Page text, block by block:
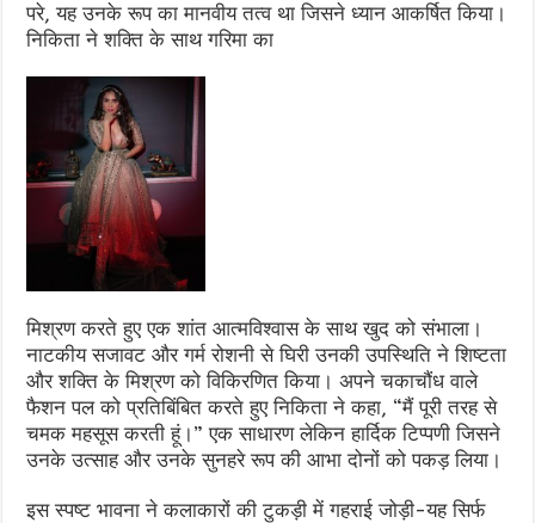
परे, यह उनके रूप का मानवीय तत्व था जिसने ध्यान आकर्षित किया।
निकिता ने शक्ति के साथ गरिमा का
मिश्रण करते हुए एक शांत आत्मविश्वास के साथ खुद को संभाला।
नाटकीय सजावट और गर्म रोशनी से घिरी उनकी उपस्थिति ने शिष्टता
और शक्ति के मिश्रण को विकिरणित किया। अपने चकाचौंध वाले
फैशन पल को प्रतिबिंबित करते हुए निकिता ने कहा, “मैं पूरी तरह से
चमक महसूस करती हूं।” एक साधारण लेकिन हार्दिक टिप्पणी जिसने
उनके उत्साह और उनके सुनहरे रूप की आभा दोनों को पकड़ लिया।
इस स्पष्ट भावना ने कलाकारों की टुकड़ी में गहराई जोड़ी-यह सिर्फ